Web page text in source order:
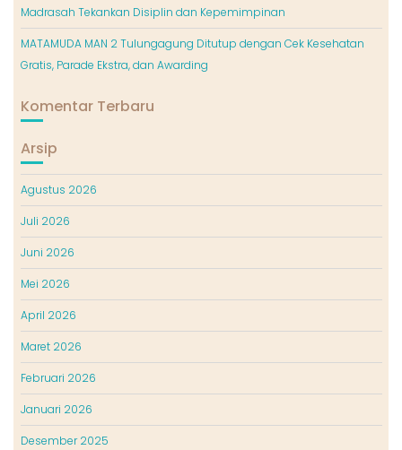
Madrasah Tekankan Disiplin dan Kepemimpinan
MATAMUDA MAN 2 Tulungagung Ditutup dengan Cek Kesehatan
Gratis, Parade Ekstra, dan Awarding
Komentar Terbaru
Arsip
Agustus 2026
Juli 2026
Juni 2026
Mei 2026
April 2026
Maret 2026
Februari 2026
Januari 2026
Desember 2025